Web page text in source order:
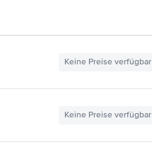
Keine Preise verfügbar
Keine Preise verfügbar